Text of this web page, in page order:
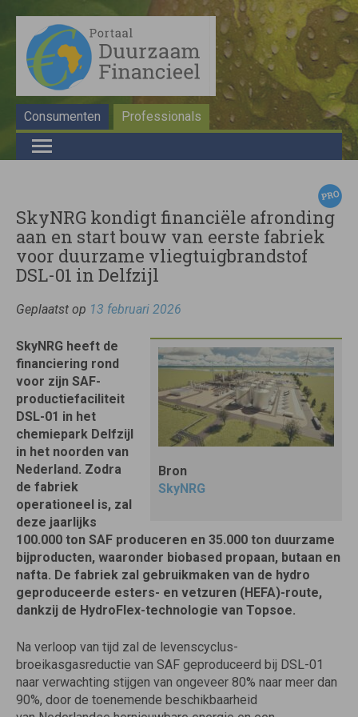
Consumenten Professionals
SkyNRG kondigt financiële afronding
aan en start bouw van eerste fabriek
voor duurzame vliegtuigbrandstof
DSL-01 in Delfzijl
Geplaatst op 13 februari 2026
Bron
SkyNRG
SkyNRG heeft de
financiering rond
voor zijn SAF-
productiefaciliteit
DSL-01 in het
chemiepark Delfzijl
in het noorden van
Nederland. Zodra
de fabriek
operationeel is, zal
deze jaarlijks
100.000 ton SAF produceren en 35.000 ton duurzame
bijproducten, waaronder biobased propaan, butaan en
nafta. De fabriek zal gebruikmaken van de hydro
geproduceerde esters- en vetzuren (HEFA)-route,
dankzij de HydroFlex-technologie van Topsoe.
Na verloop van tijd zal de levenscyclus-
broeikasgasreductie van SAF geproduceerd bij DSL-01
naar verwachting stijgen van ongeveer 80% naar meer dan
90%, door de toenemende beschikbaarheid